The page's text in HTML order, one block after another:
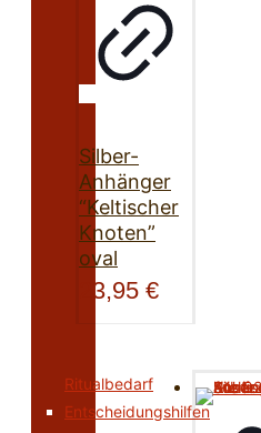
Silber-
Anhänger
“Keltischer
Knoten”
oval
23,95 €
Ritualbedarf
Entscheidungshilfen